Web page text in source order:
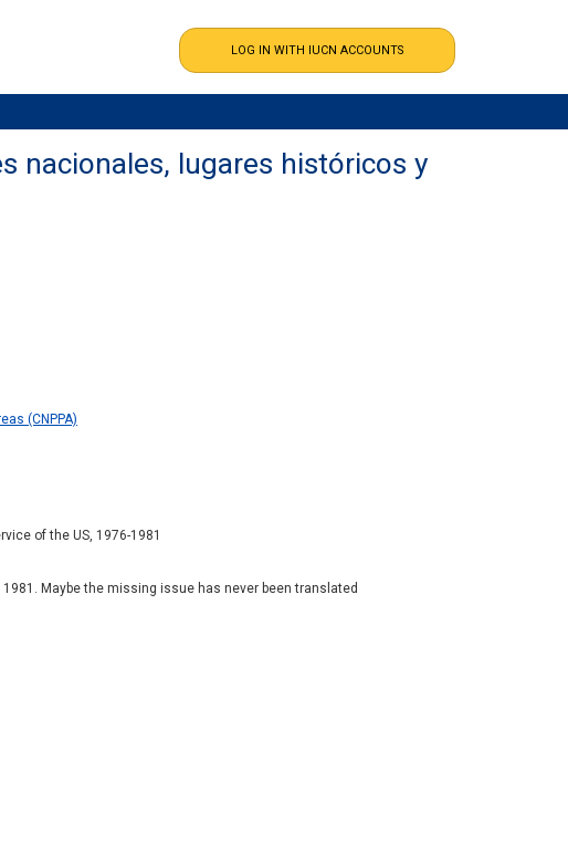
nacionales, lugares históricos y
(CNPPA)
of the US, 1976-1981
Maybe the missing issue has never been translated